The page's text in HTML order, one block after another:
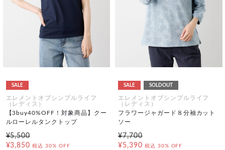
SALE
エレメントオブシンプルライフ
（レディス）
【3buy40%OFF！対象商品】クー
ルローレルタンクトップ
¥5,500
¥3,850 税込 30% OFF
SALE SOLDOUT
エレメントオブシンプルライフ
（レディス）
フラワージャガード８分袖カット
ソー
¥7,700
¥5,390 税込 30% OFF